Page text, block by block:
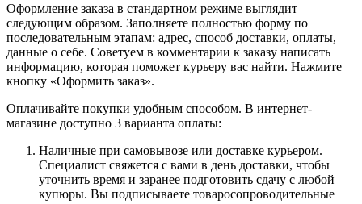
Оформление заказа в стандартном режиме выглядит
следующим образом. Заполняете полностью форму по
последовательным этапам: адрес, способ доставки, оплаты,
данные о себе. Советуем в комментарии к заказу написать
информацию, которая поможет курьеру вас найти. Нажмите
кнопку «Оформить заказ».
Оплачивайте покупки удобным способом. В интернет-
магазине доступно 3 варианта оплаты:
Наличные при самовывозе или доставке курьером.
Специалист свяжется с вами в день доставки, чтобы
уточнить время и заранее подготовить сдачу с любой
купюры. Вы подписываете товаросопроводительные